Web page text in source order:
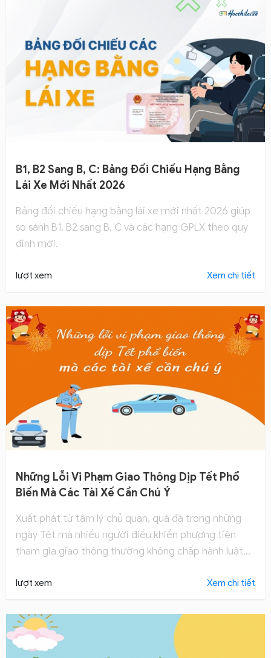
B1, B2 Sang B, C: Bảng Đối Chiếu Hạng Bằng
Lái Xe Mới Nhất 2026
Bảng đối chiếu hạng bằng lái xe mới nhất 2026 giúp
so sánh B1, B2 sang B, C và các hạng GPLX theo quy
định mới.
lượt xem Xem chi tiết
Những Lỗi Vi Phạm Giao Thông Dịp Tết Phổ
Biến Mà Các Tài Xế Cần Chú Ý
Xuất phát từ tâm lý chủ quan, quá đà trong những
ngày Tết mà nhiều người điều khiển phương tiện
tham gia giao thông thường không chấp hành luật
giao thông dịp Tết phổ biến và mức phạt mà người
lượt xem Xem chi tiết